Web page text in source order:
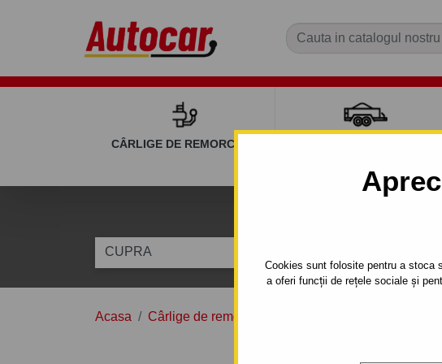
Cookies sunt folosite pentru a stoca
a oferi funcții de rețele sociale și
CÂRLIGE DE REMORCARE
Caut
CUPRA
Acasa Cârlige de remorcare